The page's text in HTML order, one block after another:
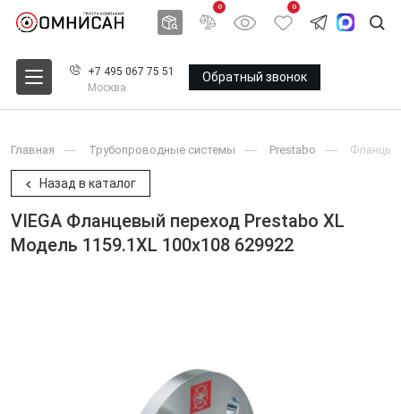
0 0
+7 495 067 75 51
Москва
Обратный звонок
Главная Трубопроводные системы Prestabo Фланцы
Назад в каталог
VIEGA Фланцевый переход Prestabo XL
Модель 1159.1XL 100x108 629922